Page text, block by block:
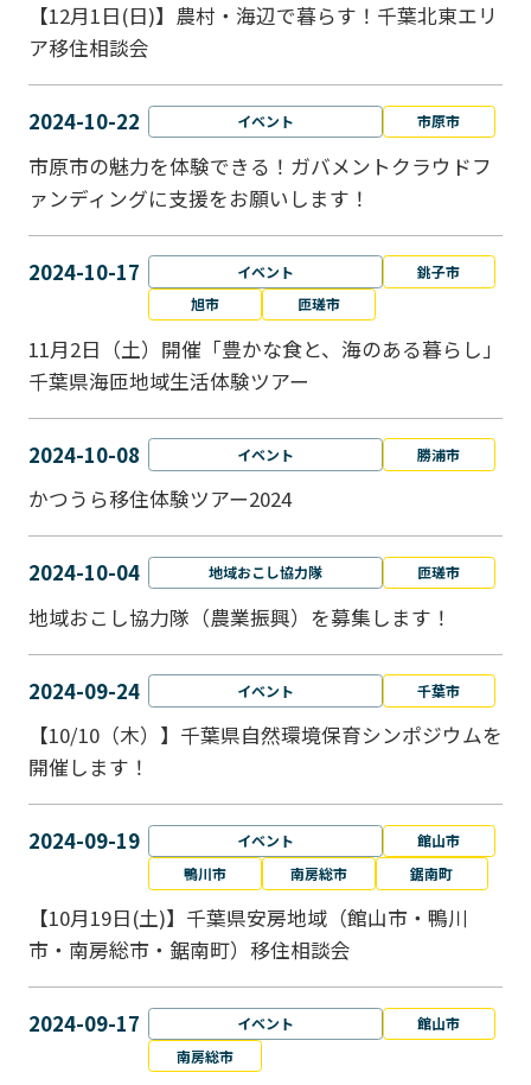
【12月1日(日)】農村・海辺で暮らす！千葉北東エリ
ア移住相談会
2024-10-22 イベント 市原市
市原市の魅力を体験できる！ガバメントクラウドフ
ァンディングに支援をお願いします！
2024-10-17 イベント
銚子市
旭市
匝瑳市
11月2日（土）開催「豊かな食と、海のある暮らし」
千葉県海匝地域生活体験ツアー
2024-10-08 イベント 勝浦市
かつうら移住体験ツアー2024
2024-10-04 地域おこし協力隊 匝瑳市
地域おこし協⼒隊（農業振興）を募集します！
2024-09-24 イベント 千葉市
【10/10（木）】千葉県自然環境保育シンポジウムを
開催します！
2024-09-19 イベント
館山市
鴨川市
南房総市 鋸南町
【10月19日(土)】千葉県安房地域（館山市・鴨川
市・南房総市・鋸南町）移住相談会
2024-09-17 イベント
館山市
南房総市